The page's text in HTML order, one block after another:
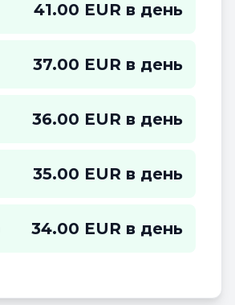
41.00 EUR в день
37.00 EUR в день
36.00 EUR в день
35.00 EUR в день
34.00 EUR в день